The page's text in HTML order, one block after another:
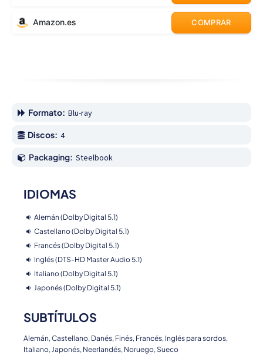
Amazon.es COMPRAR
Formato: Blu-ray
Discos: 4
Packaging: Steelbook
IDIOMAS
Alemán (Dolby Digital 5.1)
Castellano (Dolby Digital 5.1)
Francés (Dolby Digital 5.1)
Inglés (DTS-HD Master Audio 5.1)
Italiano (Dolby Digital 5.1)
Japonés (Dolby Digital 5.1)
SUBTÍTULOS
Alemán, Castellano, Danés, Finés, Francés, Inglés para sordos,
Italiano, Japonés, Neerlandés, Noruego, Sueco